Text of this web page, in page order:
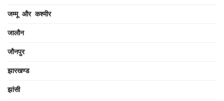
जम्मू और कश्मीर
जालौन
जौनपुर
झारखण्ड
झांसी